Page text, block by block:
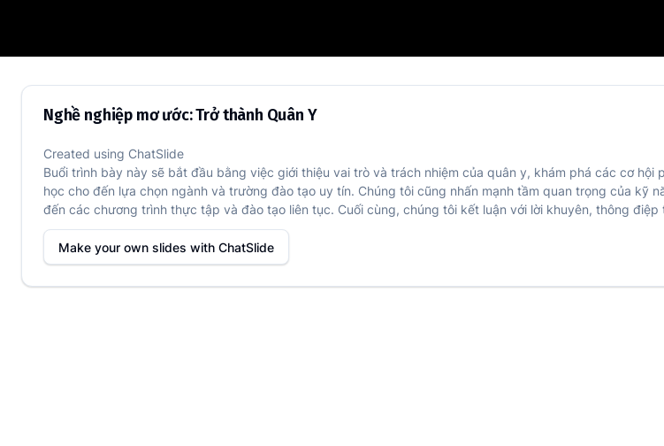
Nghề nghiệp mơ ước: Trở thành Quân Y
Nghề nghiệp mơ ước: Trở thành Quân Y
Created using ChatSlide
Buổi trình bày này sẽ bắt đầu bằng việc giới thiệu vai trò và trách nhiệm của quân y, khám phá các cơ
học cho đến lựa chọn ngành và trường đào tạo uy tín. Chúng tôi cũng nhấn mạnh tầm quan trọng của kỹ
đến các chương trình thực tập và đào tạo liên tục. Cuối cùng, chúng tôi kết luận với lời khuyên, thông điệp
Make your own slides with ChatSlide